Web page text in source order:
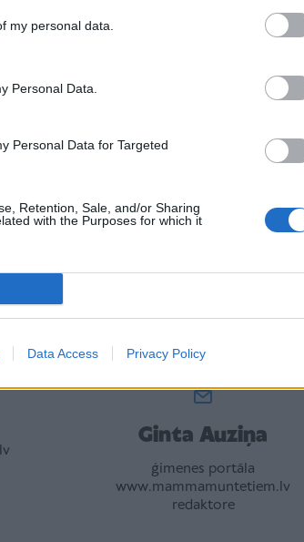
my personal data.
Personal Data.
Personal Data for Targeted
Retention, Sale, and/or Sharing
with the Purposes for which it
Data Access Privacy Policy
Ginta Auziņa
ģimenes portāla
www.mammamuntetiem.lv
redaktore